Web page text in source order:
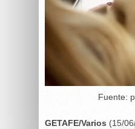
Fuente:
GETAFE/Varios (15/